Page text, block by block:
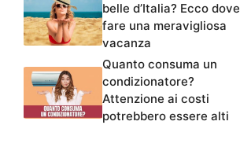
belle d’Italia? Ecco dove
fare una meravigliosa
vacanza
Quanto consuma un
condizionatore?
Attenzione ai costi
potrebbero essere alti